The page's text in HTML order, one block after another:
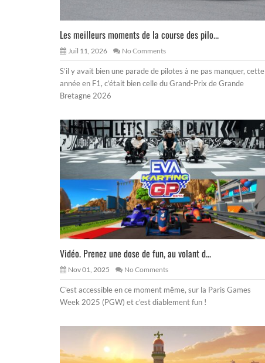
Les meilleurs moments de la course des pilo...
Juil 11, 2026 No Comments
S’il y avait bien une parade de pilotes à ne pas manquer, cette
année en F1, c’était bien celle du Grand-Prix de Grande
Bretagne 2026
Vidéo. Prenez une dose de fun, au volant d...
Nov 01, 2025 No Comments
C’est accessible en ce moment même, sur la Paris Games
Week 2025 (PGW) et c’est diablement fun !